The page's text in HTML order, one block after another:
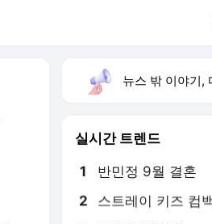
뉴스 밖 이야기, 다
실시간 트렌드
1 반민정 9월 결혼
2 스트레이 키즈 컴